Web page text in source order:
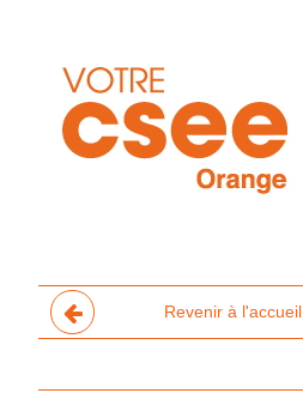
Revenir à l'accueil